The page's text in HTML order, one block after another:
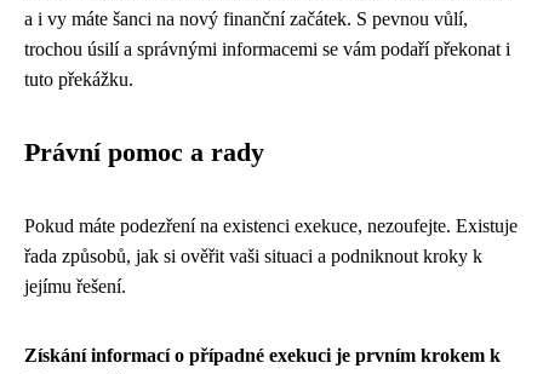
a i vy máte šanci na nový finanční začátek. S pevnou vůlí,
trochou úsilí a správnými informacemi se vám podaří překonat i
tuto překážku.
Právní pomoc a rady
Pokud máte podezření na existenci exekuce, nezoufejte. Existuje
řada způsobů, jak si ověřit vaši situaci a podniknout kroky k
jejímu řešení.
Získání informací o případné exekuci je prvním krokem k